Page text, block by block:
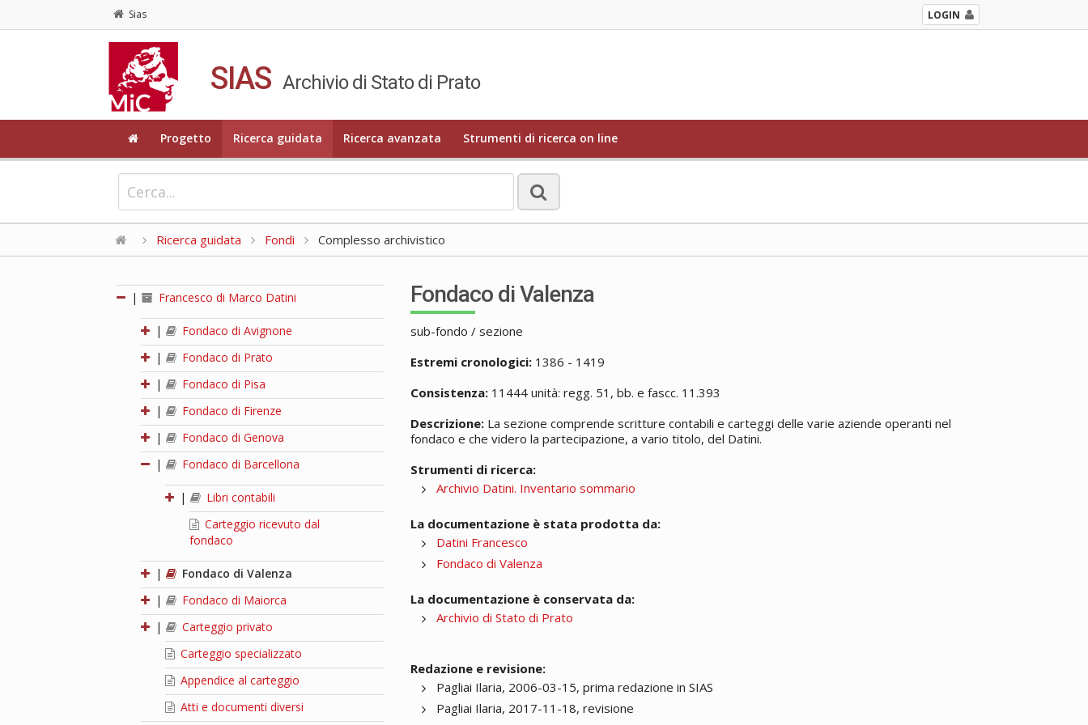
Sias LOGIN
SIAS Archivio di Stato di Prato
Progetto Ricerca guidata Ricerca avanzata Strumenti di ricerca on line
Ricerca guidata Fondi Complesso archivistico
| Francesco di Marco Datini
|
Fondaco di Avignone
|
Fondaco di Prato
|
Fondaco di Pisa
|
Fondaco di Firenze
|
Fondaco di Genova
|
Fondaco di Barcellona
|
Libri contabili
Carteggio ricevuto dal
fondaco
|
Fondaco di Valenza
|
Fondaco di Maiorca
|
Carteggio privato
Carteggio specializzato
Appendice al carteggio
Atti e documenti diversi
Fondaco di Valenza
sub-fondo / sezione
Estremi cronologici: 1386 - 1419
Consistenza: 11444 unità: regg. 51, bb. e fascc. 11.393
Descrizione: La sezione comprende scritture contabili e carteggi delle varie aziende operanti nel
fondaco e che videro la partecipazione, a vario titolo, del Datini.
Strumenti di ricerca:
Archivio Datini. Inventario sommario
La documentazione è stata prodotta da:
Datini Francesco
Fondaco di Valenza
La documentazione è conservata da:
Archivio di Stato di Prato
Redazione e revisione:
Pagliai Ilaria, 2006-03-15, prima redazione in SIAS
Pagliai Ilaria, 2017-11-18, revisione